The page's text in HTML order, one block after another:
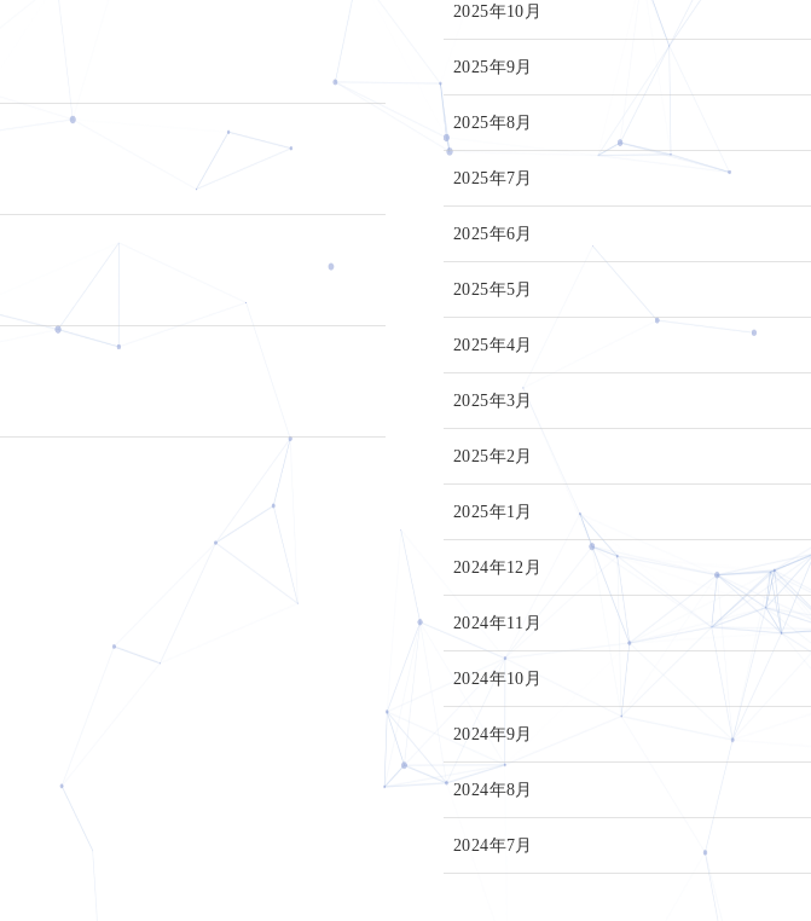
2025年10月
2025年9月
2025年8月
2025年7月
2025年6月
2025年5月
2025年4月
2025年3月
2025年2月
2025年1月
2024年12月
2024年11月
2024年10月
2024年9月
2024年8月
2024年7月